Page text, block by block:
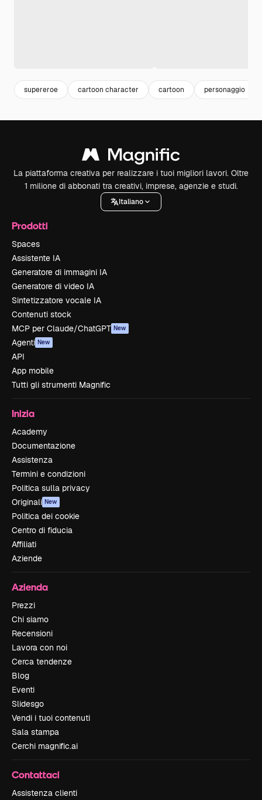
supereroe cartoon character cartoon personaggio
La piattaforma creativa per realizzare i tuoi migliori lavori. Oltre
1 milione di abbonati tra creativi, imprese, agenzie e studi.
Italiano
Prodotti
Spaces
Assistente IA
Generatore di immagini IA
Generatore di video IA
Sintetizzatore vocale IA
Contenuti stock
MCP per Claude/ChatGPT New
Agenti New
API
App mobile
Tutti gli strumenti Magnific
Inizia
Academy
Documentazione
Assistenza
Termini e condizioni
Politica sulla privacy
Originali New
Politica dei cookie
Centro di fiducia
Affiliati
Aziende
Azienda
Prezzi
Chi siamo
Recensioni
Lavora con noi
Cerca tendenze
Blog
Eventi
Slidesgo
Vendi i tuoi contenuti
Sala stampa
Cerchi magnific.ai
Contattaci
Assistenza clienti